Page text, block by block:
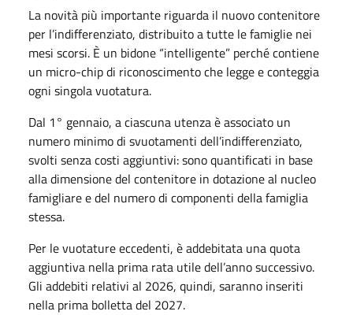
La novità più importante riguarda il nuovo contenitore
per l’indifferenziato, distribuito a tutte le famiglie nei
mesi scorsi. È un bidone “intelligente” perché contiene
un micro-chip di riconoscimento che legge e conteggia
ogni singola vuotatura.
Dal 1° gennaio, a ciascuna utenza è associato un
numero minimo di svuotamenti dell’indifferenziato,
svolti senza costi aggiuntivi: sono quantificati in base
alla dimensione del contenitore in dotazione al nucleo
famigliare e del numero di componenti della famiglia
stessa.
Per le vuotature eccedenti, è addebitata una quota
aggiuntiva nella prima rata utile dell’anno successivo.
Gli addebiti relativi al 2026, quindi, saranno inseriti
nella prima bolletta del 2027.